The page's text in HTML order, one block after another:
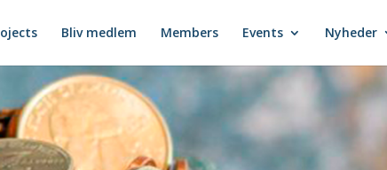
Bliv medlem Members Events Nyheder